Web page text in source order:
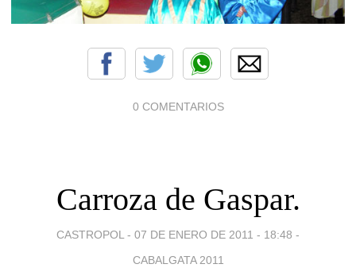
0 COMENTARIOS
Carroza de Gaspar.
CASTROPOL - 07 DE ENERO DE 2011 - 18:48 -
CABALGATA 2011